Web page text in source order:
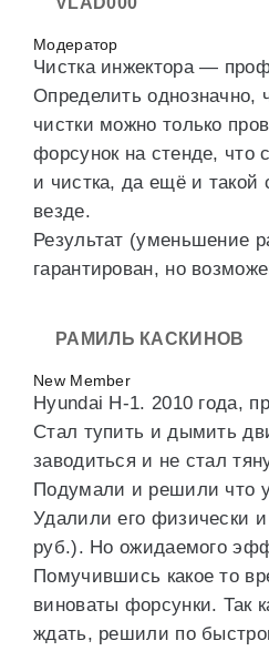
Модератор
Чистка инжектора —
Определить однозначно,
чистки можно только
форсунок на стенде, что
и чистка, да ещё и такой
везде.
Результат (уменьшение
гарантирован, но
РАМИЛЬ КАСКИНОВ
New Member
Hyundai H-1. 2010 года,
Стал тупить и дымить
заводиться и не стал
Подумали и решили что
Удалили его физически
руб.). Но ожидаемого
Помучившись какое то
виноваты форсунки. Так
ждать, решили по